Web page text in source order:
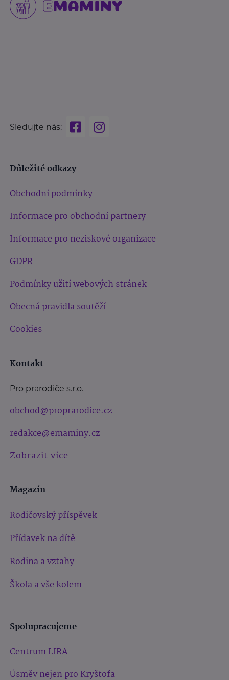
Sledujte nás:
Důležité odkazy
Obchodní podmínky
Informace pro obchodní partnery
Informace pro neziskové organizace
GDPR
Podmínky užití webových stránek
Obecná pravidla soutěží
Cookies
Kontakt
Pro prarodiče s.r.o.
obchod@proprarodice.cz
redakce@emaminy.cz
Zobrazit více
Magazín
Rodičovský příspěvek
Přídavek na dítě
Rodina a vztahy
Škola a vše kolem
Spolupracujeme
Centrum LIRA
Úsměv nejen pro Kryštofa